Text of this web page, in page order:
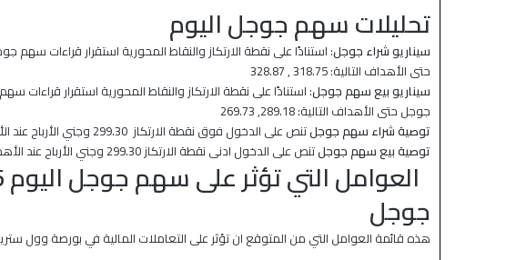
تحليلات سهم جوجل اليوم
سيناريو شراء جوجل
حتى الأهداف التالية: 318.75 , 328.87
سيناريو بيع سهم جوجل
جوجل حتى الأهداف التالية: 289.18, 269.73
توصية شراء سهم جوجلتنص على الدخول فوق نقطة الارتكاز 299.30 وجني الأرباح عند الأهداف التالية: 318.75 , 328.87
توصية بيع سهم جوجلتنص على الدخول ادنى نقطة الارتكاز 299.30 وجني الأرباح عند الأهداف التالية: 289.18, 269.73
جوجل
هذه قائمة العوامل التي من المتوقع ان تؤثر على التعاملات المالية في بورصة وول